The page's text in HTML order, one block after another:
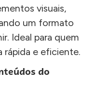
visuais,
um formato
Ideal para quem
rápida e eficiente.
do